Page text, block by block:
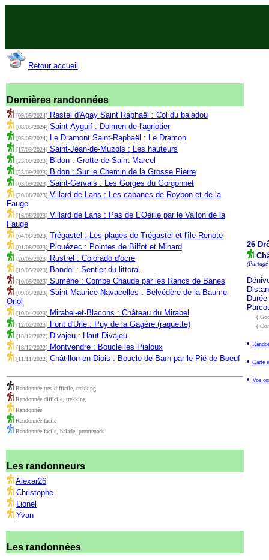
Retour accueil
Dernières randonnées
[09/05/2024] Rastel d'Agay Saint Raphaël : Col du baladou
[08/05/2024] Saint-Aygulf : Dolmen de l'agriotier
[05/05/2024] Le Dramont Saint-Raphaël : Le Dramon
[17/03/2024] Saint-Jean-de-Muzols : Les hauteurs
[23/09/2023] Bidon : Grotte de Saint Marcel
[23/09/2023] Bidon : Sur le Chemin de la Grosse Pierre
[03/09/2023] Saint-Gervais : Les Gorges du Gorgonnet
[20/08/2023] Villard de Lans : Les cabanes de Roybon et de la
Fauge
[16/08/2023] Villard de Lans : Pas de L'Oeille par le Vallon de la
Fauge
[04/08/2023] Trégastel : Les plages de Trégastel et l'île Renote
[01/08/2023] Plouézec : Pointes de Bilfot et Minard
[20/05/2023] Rustrel : Colorado d'ocre
[19/05/2023] Bandol : Sentier du littoral
[10/05/2023] Sumène : Combe Chaude par les Rancs de Banes
[09/05/2023] Saint-Maurice-Navacelles : Belvédère de la Baume
Oriol
[10/04/2023] Mirabel-et-Blacons : Château du Mirabel
[12/02/2023] Font d'Urle : Puy de la Gagère (raquette)
[18/12/2022] Divajeu : Haut Divajeu
[18/12/2022] Montvendre : Boucle les Pialoux
[11/11/2022] Châtillon-en-Diois : Boucle de Baïn par le Pié de Boeuf
Randonnée très difficile, trekking
Randonnée difficile, trekking
Randonnée
Randonnée facile
Randonnée facile, balade, promenade
Les randonneurs
Alexar26
Christophe
Lionel
Yvan
Les randonnées
26
(
(
•
• Carte
• Vos